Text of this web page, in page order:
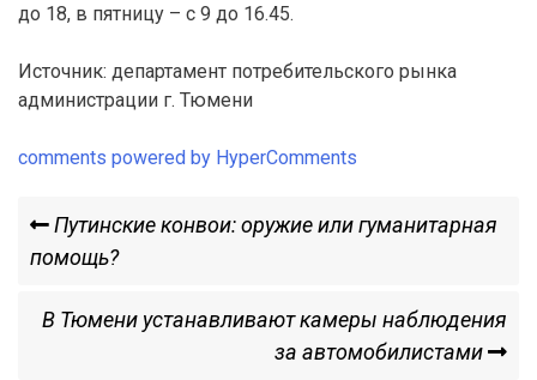
до 18, в пятницу – с 9 до 16.45.
Источник: департамент потребительского рынка
администрации г. Тюмени
comments powered by HyperComments
Навигация
записям
Previous
Post
Путинские конвои: оружие или гуманитарная
помощь?
Next
В Тюмени устанавливают камеры наблюдения
за автомобилистами